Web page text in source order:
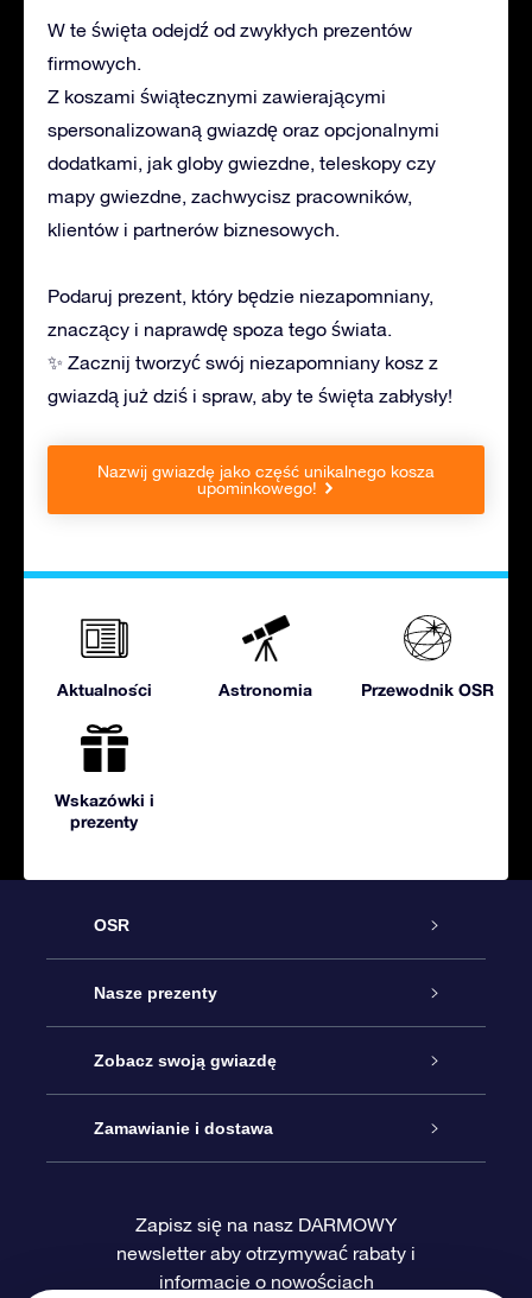
W te święta odejdź od zwykłych prezentów
firmowych.
Z koszami świątecznymi zawierającymi
spersonalizowaną gwiazdę oraz opcjonalnymi
dodatkami, jak globy gwiezdne, teleskopy czy
mapy gwiezdne, zachwycisz pracowników,
klientów i partnerów biznesowych.
Podaruj prezent, który będzie niezapomniany,
znaczący i naprawdę spoza tego świata.
✨ Zacznij tworzyć swój niezapomniany kosz z
gwiazdą już dziś i spraw, aby te święta zabłysły!
Nazwij gwiazdę jako część unikalnego kosza
upominkowego!
Aktualności Astronomia Przewodnik OSR
Wskazówki i
prezenty
OSR
Obsługa
Kontakt
Blog
Recenzje
Nasze prezenty
Podarunek Gwiazda Online
Pakiet Podarunkowy OSR
Karta podarunkowa OSR
Zobacz swoją gwiazdę
Rejestr Gwiazd
Sprsonalizowana Strona Gwiazdy
Zamawianie i dostawa
Metody płatności
Zapisz się na nasz DARMOWY
newsletter aby otrzymywać rabaty i
informacje o nowościach